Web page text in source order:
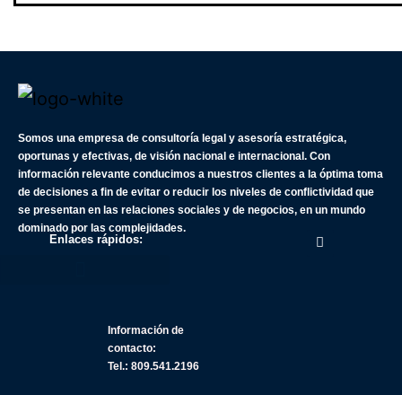
Somos una empresa de consultoría legal y asesoría estratégica,
oportunas y efectivas, de visión nacional e internacional. Con
información relevante conducimos a nuestros clientes a la óptima toma
de decisiones a fin de evitar o reducir los niveles de conflictividad que
se presentan en las relaciones sociales y de negocios, en un mundo
dominado por las complejidades.
Información de
contacto:
Tel.: 809.541.2196
Enlaces rápidos: